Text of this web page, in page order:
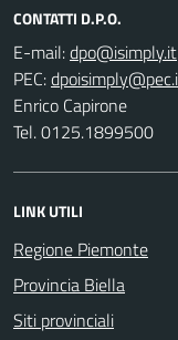
CONTATTI D.P.O.
E-mail:
PEC:
Enrico Capirone
Tel. 0125.1899500
LINK UTILI
Regione Piemonte
Provincia Biella
Siti provinciali